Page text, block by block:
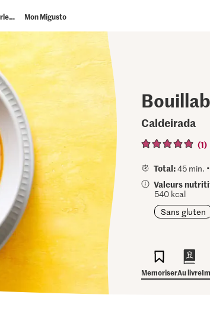
Mon Migusto
Caldeirada
(1)
Total:45 min.
Valeurs
540 kcal
Sans gluten
MemoriserAu livre